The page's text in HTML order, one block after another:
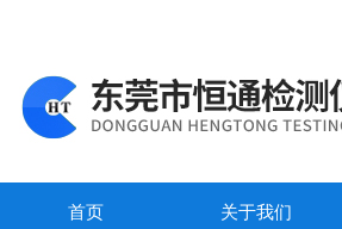
首页 关于我们